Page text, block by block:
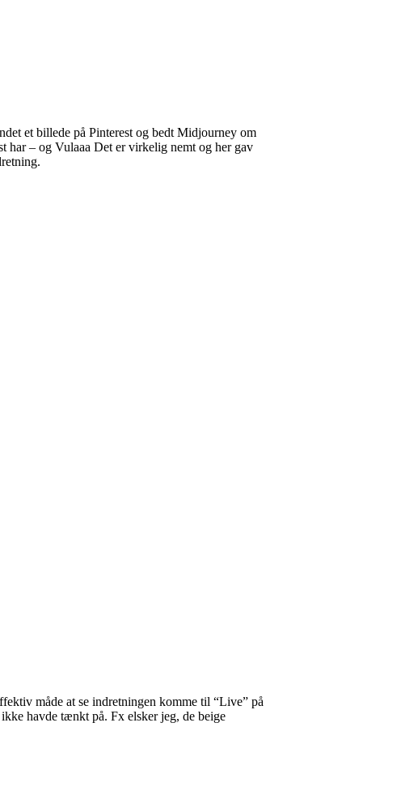
et billede på Pinterest og bedt Midjourney om
har – og Vulaaa Det er virkelig nemt og her gav
måde at se indretningen komme til “Live” på
havde tænkt på. Fx elsker jeg, de beige